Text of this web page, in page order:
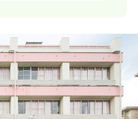
コールあり